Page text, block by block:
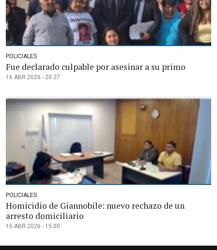
POLICIALES
Fue declarado culpable por asesinar a su primo
16 ABR 2026 - 20:27
POLICIALES
Homicidio de Giannobile: nuevo rechazo de un
arresto domiciliario
15 ABR 2026 - 15:00